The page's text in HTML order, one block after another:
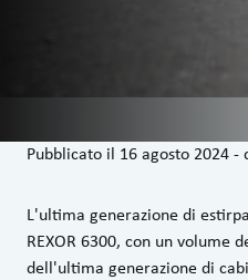
Pubblicato il 16 agosto 2024-
L'ultima generazione di
REXOR 6300, con un volume
dell'ultima generazione di